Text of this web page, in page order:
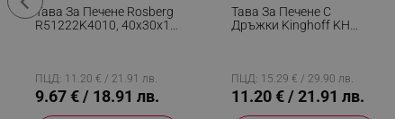
Тава За Печене Rosberg
R51222K4010, 40x30x10
ПЦД: 11.20 € / 21.91 лв.
9.67 € / 18.91 лв.
Тава За Печене С
Дръжки Kinghoff KH
Инокс
ПЦД: 15.29 € / 29.90 лв.
11.20 € / 21.91 лв.